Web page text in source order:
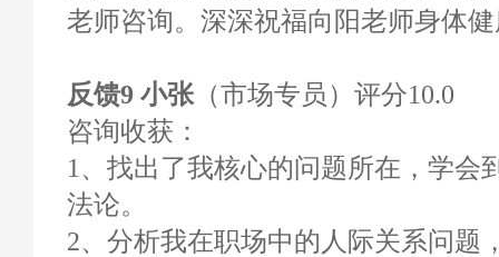
老师咨询。深深祝福向阳老师身体
反馈9 小张 （市场专员）评分10.0
咨询收获：
1、找出了我核心的问题所在，学会
法论。
2、分析我在职场中的人际关系问题